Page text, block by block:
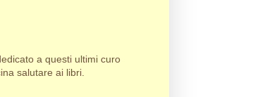
a questi ultimi curo
salutare ai libri.